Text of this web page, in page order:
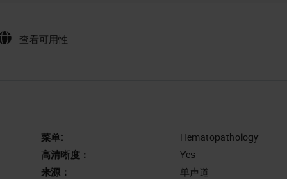
查看可用性
菜单:
Hematopathology
高清晰度：
Yes
来源：
单声道